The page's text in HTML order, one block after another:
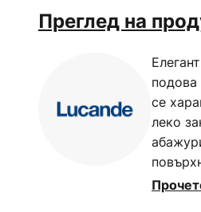
Преглед на
се
леко